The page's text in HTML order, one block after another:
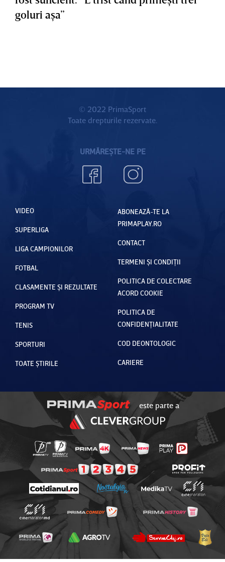
goluri aşa”
© 2022 PrimaSport
Toate drepturile rezervate.
URMĂREȘTE-NE PE
VIDEO
SUPERLIGA
LIGA CAMPIONILOR
FOTBAL
CLASAMENTE ȘI REZULTATE
PROGRAM TV
TENIS
SPORTURI
TOATE ȘTIRILE
ABONEAZĂ-TE LA
PRIMAPLAY.RO
CONTACT
TERMENI ȘI CONDIȚII
POLITICA DE COLECTARE
ACORD COOKIE
POLITICA DE
CONFIDENȚIALITATE
COD DEONTOLOGIC
CARIERE
este parte a